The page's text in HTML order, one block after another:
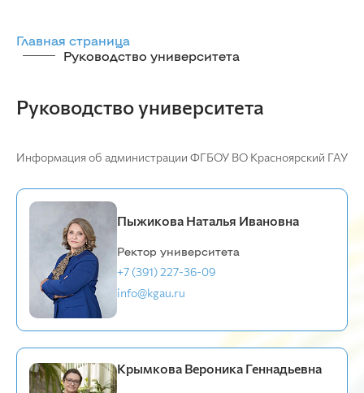
Главная страница
Руководство университета
Руководство университета
Информация об администрации ФГБОУ ВО Красноярский ГАУ
Пыжикова Наталья Ивановна
Ректор университета
+7 (391) 227-36-09
info@kgau.ru
Крымкова Вероника Геннадьевна